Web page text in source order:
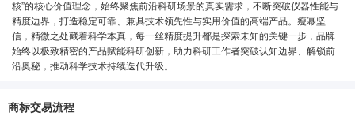
核”的核心价值理念，始终聚焦前沿科研场景的真实需求，不断突破仪器性能与
精度边界，打造稳定可靠、兼具技术领先性与实用价值的高端产品。瘦幂坚
信，精微之处藏着科学本真，每一丝精度提升都是探索未知的关键一步，品牌
始终以极致精密的产品赋能科研创新，助力科研工作者突破认知边界、解锁前
沿奥秘，推动科学技术持续迭代升级。
商标交易流程